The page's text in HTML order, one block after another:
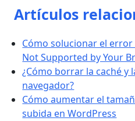
Artículos
Cómo solucionar el
Not Supported by Your
¿Cómo borrar la caché y
navegador?
Cómo aumentar el
subida en WordPress